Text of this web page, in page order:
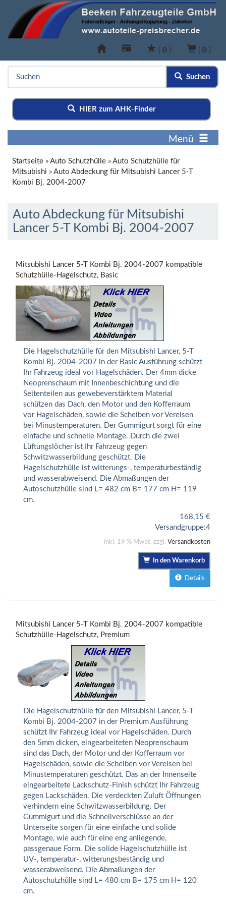
( 0 ) ( 0 )
Suchen
HIER zum AHK-Finder
Menü
Startseite » Auto Schutzhülle » Auto Schutzhülle für
Mitsubishi » Auto Abdeckung für Mitsubishi Lancer 5-T
Kombi Bj. 2004-2007
Auto Abdeckung für Mitsubishi
Lancer 5-T Kombi Bj. 2004-2007
Mitsubishi Lancer 5-T Kombi Bj. 2004-2007 kompatible
Schutzhülle-Hagelschutz, Basic
Die Hagelschutzhülle für den Mitsubishi Lancer, 5-T
Kombi Bj. 2004-2007 in der Basic Ausführung schützt
Ihr Fahrzeug ideal vor Hagelschäden. Der 4mm dicke
Neoprenschaum mit Innenbeschichtung und die
Seitenteilen aus gewebeverstärktem Material
schützen das Dach, den Motor und den Kofferraum
vor Hagelschäden, sowie die Scheiben vor Vereisen
bei Minustemperaturen. Der Gummigurt sorgt für eine
einfache und schnelle Montage. Durch die zwei
Lüftungslöcher ist Ihr Fahrzeug gegen
Schwitzwasserbildung geschützt. Die
Hagelschutzhülle ist witterungs-, temperaturbeständig
und wasserabweisend. Die Abmaßungen der
Autoschutzhülle sind L= 482 cm B= 177 cm H= 119
cm.
168,15 €
Versandgruppe:4
inkl. 19 % MwSt. zzgl. Versandkosten
In den Warenkorb
Details
Mitsubishi Lancer 5-T Kombi Bj. 2004-2007 kompatible
Schutzhülle-Hagelschutz, Premium
Die Hagelschutzhülle für den Mitsubishi Lancer, 5-T
Kombi Bj. 2004-2007 in der Premium Ausführung
schützt Ihr Fahrzeug ideal vor Hagelschäden. Durch
den 5mm dicken, eingearbeiteten Neoprenschaum
sind das Dach, der Motor und der Kofferraum vor
Hagelschäden, sowie die Scheiben vor Vereisen bei
Minustemperaturen geschützt. Das an der Innenseite
eingearbeitete Lackschutz-Finish schützt Ihr Fahrzeug
gegen Lackschäden. Die verdeckten Zuluft Öffnungen
verhindern eine Schwitzwasserbildung. Der
Gummigurt und die Schnellverschlüsse an der
Unterseite sorgen für eine einfache und solide
Montage, wie auch für eine eng anliegende,
passgenaue Form. Die solide Hagelschutzhülle ist
UV-, temperatur-, witterungsbeständig und
wasserabweisend. Die Abmaßungen der
Autoschutzhülle sind L= 480 cm B= 175 cm H= 120
cm.